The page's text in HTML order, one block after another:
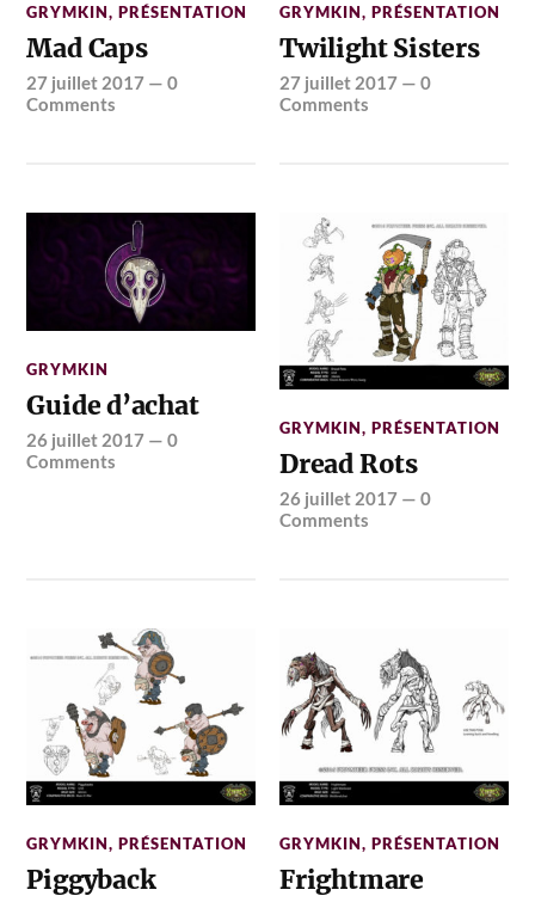
GRYMKIN,PRÉSENTATION
Mad Caps
27 juillet 2017 —0
Comments
GRYMKIN,PRÉSENTATION
Twilight Sisters
27 juillet 2017 —0
Comments
GRYMKIN
Guide d’achat
26 juillet 2017 —0
Comments
GRYMKIN,PRÉSENTATION
Dread Rots
26 juillet 2017 —0
Comments
GRYMKIN,PRÉSENTATION
Piggyback
GRYMKIN,PRÉSENTATION
Frightmare